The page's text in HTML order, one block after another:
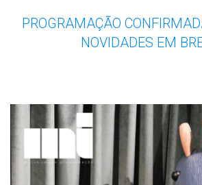
PROGRAMAÇÃO
NOVIDADES EM